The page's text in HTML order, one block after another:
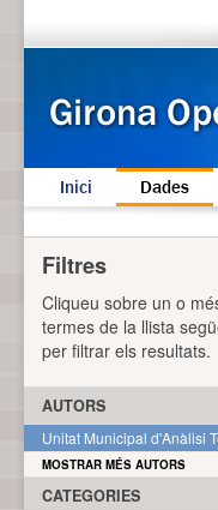
Inici Dades
Filtres
Cliqueu sobre un o
termes de la llista
per filtrar els resultats.
AUTORS
Unitat Municipal d'Anàlisi
MOSTRAR MÉS AUTORS
CATEGORIES